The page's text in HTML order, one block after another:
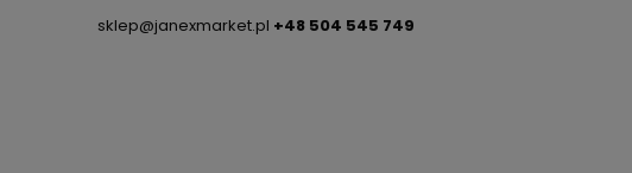
sklep@janexmarket.pl +48 504 545 749